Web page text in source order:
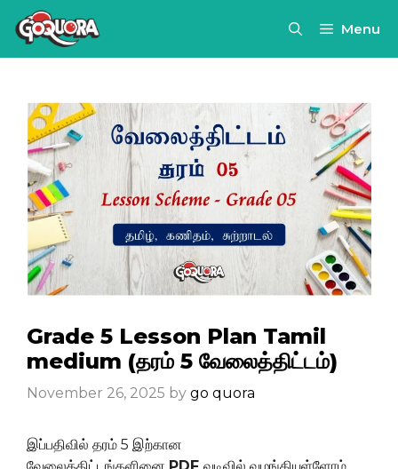
Menu
Grade 5 Lesson Plan Tamil
medium (தரம் 5 வேலைத்திட்டம்)
November 26, 2025 by go quora
இப்பதிவில் தரம் 5 இற்கான